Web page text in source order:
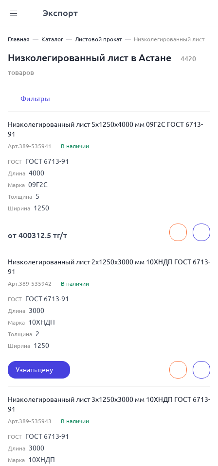
Экспорт
Главная Каталог Листовой прокат Низколегированный лист
Низколегированный лист в Астане
4420
товаров
Фильтры
Низколегированный лист 5x1250x4000 мм 09Г2С ГОСТ 6713-
91
Арт.389-535941 В наличии
ГОСТ ГОСТ 6713-91
Длина 4000
Марка 09Г2С
Толщина 5
Ширина 1250
от 400312.5 тг/т
Низколегированный лист 2x1250x3000 мм 10ХНДП ГОСТ 6713-
91
Арт.389-535942 В наличии
ГОСТ ГОСТ 6713-91
Длина 3000
Марка 10ХНДП
Толщина 2
Ширина 1250
Узнать цену
Низколегированный лист 3x1250x3000 мм 10ХНДП ГОСТ 6713-
91
Арт.389-535943 В наличии
ГОСТ ГОСТ 6713-91
Длина 3000
Марка 10ХНДП